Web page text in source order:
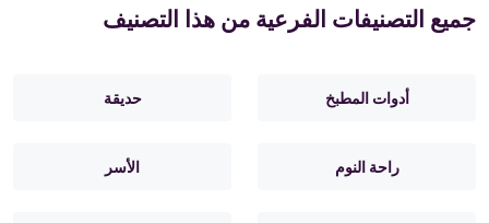
جميع التصنيفات الفرعية من هذا التصنيف
أدوات المطبخ حديقة
راحة النوم الأسر